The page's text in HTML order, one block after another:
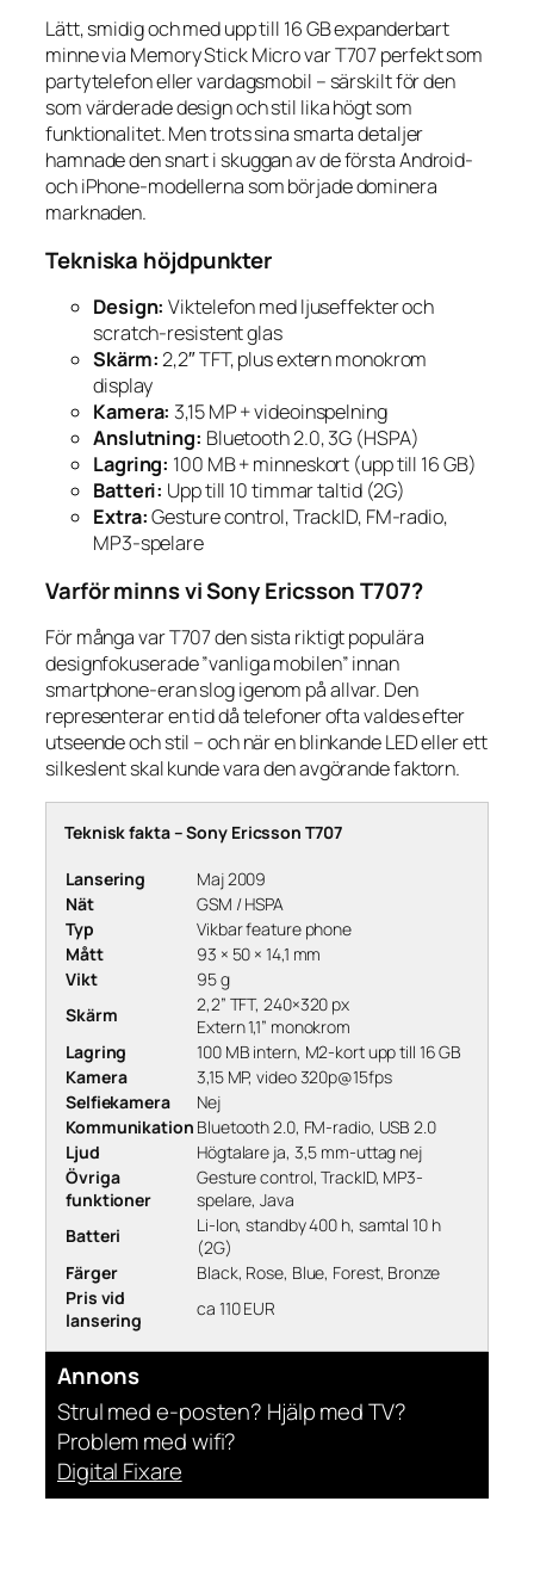
Lätt, smidig och med upp till 16 GB expanderbart
minne via Memory Stick Micro var T707 perfekt som
partytelefon eller vardagsmobil – särskilt för den
som värderade design och stil lika högt som
funktionalitet. Men trots sina smarta detaljer
hamnade den snart i skuggan av de första Android-
och iPhone-modellerna som började dominera
marknaden.
Tekniska höjdpunkter
Design: Viktelefon med ljuseffekter och
scratch-resistent glas
Skärm:2,2″ TFT, plus extern monokrom
display
Kamera: 3,15 MP + videoinspelning
Anslutning: Bluetooth 2.0, 3G (HSPA)
Lagring: 100 MB + minneskort (upp till 16 GB)
Batteri: Upp till 10 timmar taltid (2G)
Extra:Gesture control, TrackID, FM-radio,
MP3-spelare
Varför minns vi Sony Ericsson T707?
För många var T707 den sista riktigt populära
designfokuserade ”vanliga mobilen” innan
smartphone-eran slog igenom på allvar. Den
representerar en tid då telefoner ofta valdes efter
utseende och stil – och när en blinkande LED eller ett
silkeslent skal kunde vara den avgörande faktorn.
Teknisk fakta – Sony Ericsson T707
Lansering
Maj 2009
Nät
GSM / HSPA
Typ
Vikbar feature phone
Mått
93 × 50 × 14,1 mm
Vikt
95 g
Skärm
2,2” TFT, 240×320 px
Extern 1,1” monokrom
Lagring
100 MB intern, M2-kort upp till 16 GB
Kamera
3,15 MP, video 320p@15fps
Selfiekamera
Nej
Kommunikation Bluetooth 2.0, FM-radio, USB 2.0
Ljud
Högtalare ja, 3,5 mm-uttag nej
Övriga
funktioner
Gesture control, TrackID, MP3-
spelare, Java
Batteri
Li-Ion, standby 400 h, samtal 10 h
(2G)
Färger
Black, Rose, Blue, Forest, Bronze
Pris vid
lansering
ca 110 EUR
Annons
Strul med e-posten? Hjälp med TV?
Problem med wifi?
Digital Fixare